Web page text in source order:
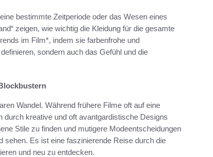
bestimmte Zeitperiode oder das Wesen eines
zeigen, wie wichtig die Kleidung für die gesamte
im Film*, indem sie farbenfrohe und
sondern auch das Gefühl und die
Wandel. Während frühere Filme oft auf eine
kreative und oft avantgardistische Designs
Stile zu finden und mutigere Modeentscheidungen
Es ist eine faszinierende Reise durch die
und neu zu entdecken.